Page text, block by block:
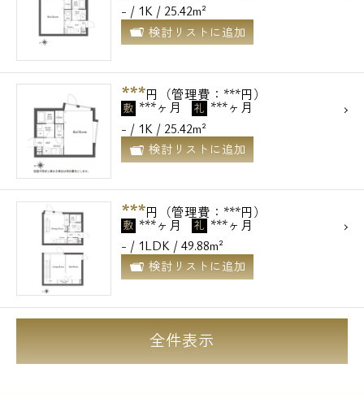
- / 1K / 25.42m²
検討リストに追加
***円（管理費：***円）
敷 ***ヶ月 礼 ***ヶ月
- / 1K / 25.42m²
検討リストに追加
***円（管理費：***円）
敷 ***ヶ月 礼 ***ヶ月
- / 1LDK / 49.88m²
検討リストに追加
全件表示